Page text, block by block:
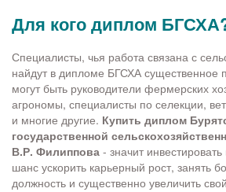
Для кого диплом
Специалисты, чья работа связана с
найдут в дипломе БГСХА существенное
могут быть руководители фермерских
агрономы, специалисты по селекции,
и многие другие. Купить диплом
государственной
В.Р. Филиппова - значит
шанс ускорить карьерный рост, занять
должность и существенно увеличить